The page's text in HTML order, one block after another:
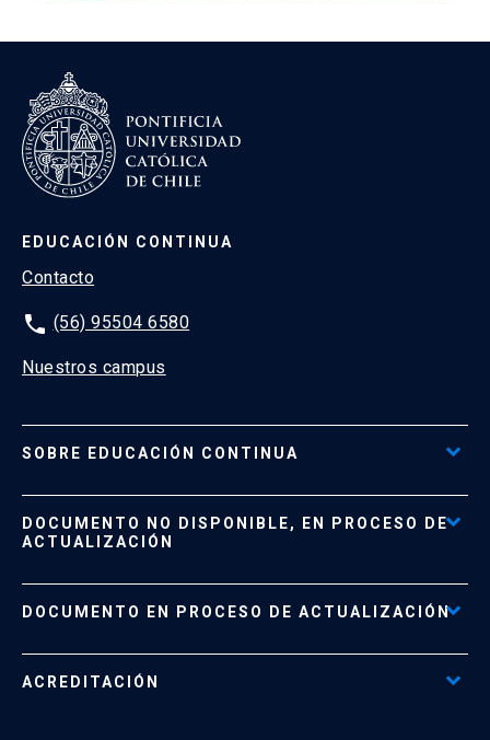
EDUCACIÓN CONTINUA
Contacto
phone (56) 95504 6580
Nuestros campus
SOBRE EDUCACIÓN CONTINUA
Formas de Pago
Políticas de Retiro, Devolución e Información Importante
DOCUMENTO NO DISPONIBLE, EN PROCESO DE
ACTUALIZACIÓN
Documento No Disponible file_download
DOCUMENTO EN PROCESO DE ACTUALIZACIÓN
ACREDITACIÓN